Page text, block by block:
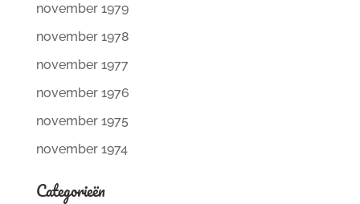
november 1979
november 1978
november 1977
november 1976
november 1975
november 1974
Categorieën